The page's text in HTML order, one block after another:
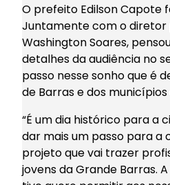
O prefeito Edilson Capote
Juntamente com o
Washington Soares,
detalhes da audiência no
passo nesse sonho que é
de Barras e dos
“É um dia histórico para a
dar mais um passo para a
projeto que vai trazer
jovens da Grande Barras.